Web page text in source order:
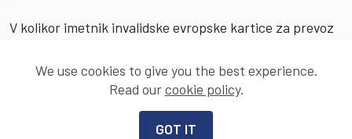
V kolikor imetnik invalidske evropske kartice za prevoz
spremljevalec invalida upravičen do brezplačnega
, kadar spremlja imetnika kartice.
We use cookies to give you the best experience.
Read ourcookie policy.
GOT IT